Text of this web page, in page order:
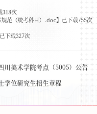
318次
范（统考科目）.doc】已下载755次
下载327次
川美术学院考点（5005）公告
学位研究生招生章程